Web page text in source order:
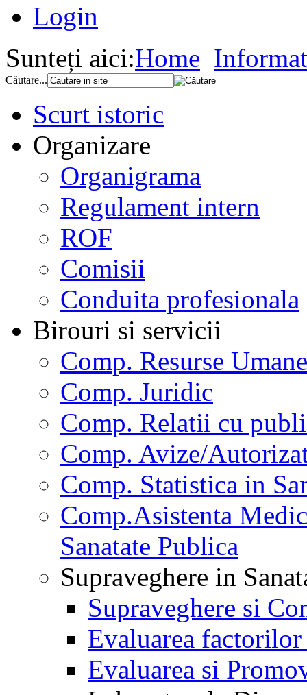
Login
Sunteți aici:Home
Căutare...
Scurt istoric
Organizare
Organigrama
Regulament intern
ROF
Comisii
Conduita profesionala
Birouri si servicii
Comp. Resurse Umane
Comp. Juridic
Comp. Relatii cu
Comp. Avize/
Comp. Statistica in
Comp.Asistenta
Sanatate Publica
Supraveghere in
Supraveghere si
Evaluarea
Evaluarea si